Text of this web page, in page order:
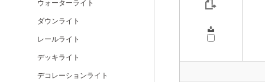
ウォーターライト
ダウンライト
レールライト
デッキライト
デコレーションライト